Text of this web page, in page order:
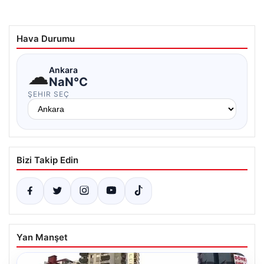
Hava Durumu
☁Ankara
NaN°C
ŞEHIR SEÇ
Bizi Takip Edin
Yan Manşet